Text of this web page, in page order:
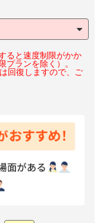
ると速度制限がかか
プランを除く）。
回復しますので、ご